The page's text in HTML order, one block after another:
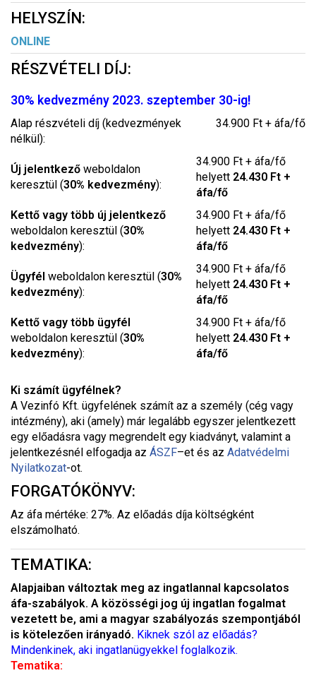
HELYSZÍN:
ONLINE
RÉSZVÉTELI DÍJ:
30% kedvezmény 2023. szeptember 30-ig!
Alap részvételi díj (kedvezmények
nélkül):
34.900 Ft + áfa/fő
Új jelentkező weboldalon
keresztül (30% kedvezmény):
34.900 Ft + áfa/fő
helyett 24.430 Ft +
áfa/fő
Kettő vagy több új jelentkező
weboldalon keresztül (30%
kedvezmény):
34.900 Ft + áfa/fő
helyett 24.430 Ft +
áfa/fő
Ügyfél weboldalon keresztül (30%
kedvezmény):
34.900 Ft + áfa/fő
helyett 24.430 Ft +
áfa/fő
Kettő vagy több ügyfél
weboldalon keresztül (30%
kedvezmény):
34.900 Ft + áfa/fő
helyett 24.430 Ft +
áfa/fő
Ki számít ügyfélnek?
A Vezinfó Kft. ügyfelének számít az a személy (cég vagy
intézmény), aki (amely) már legalább egyszer jelentkezett
egy előadásra vagy megrendelt egy kiadványt, valamint a
jelentkezésnél elfogadja az ÁSZF–et és az Adatvédelmi
Nyilatkozat-ot.
FORGATÓKÖNYV:
Az áfa mértéke: 27%. Az előadás díja költségként
elszámolható.
TEMATIKA:
Alapjaiban változtak meg az ingatlannal kapcsolatos
áfa-szabályok. A közösségi jog új ingatlan fogalmat
vezetett be, ami a magyar szabályozás szempontjából
is kötelezően irányadó. Kiknek szól az előadás?
Mindenkinek, aki ingatlanügyekkel foglalkozik.
Tematika: